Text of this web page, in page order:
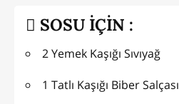
SOSU İÇİN :
2 Yemek Kaşığı Sıvıyağ
1 Tatlı Kaşığı Biber Salçası